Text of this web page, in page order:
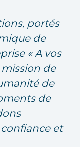
portés
de
« A vos
de
de
de
confiance et